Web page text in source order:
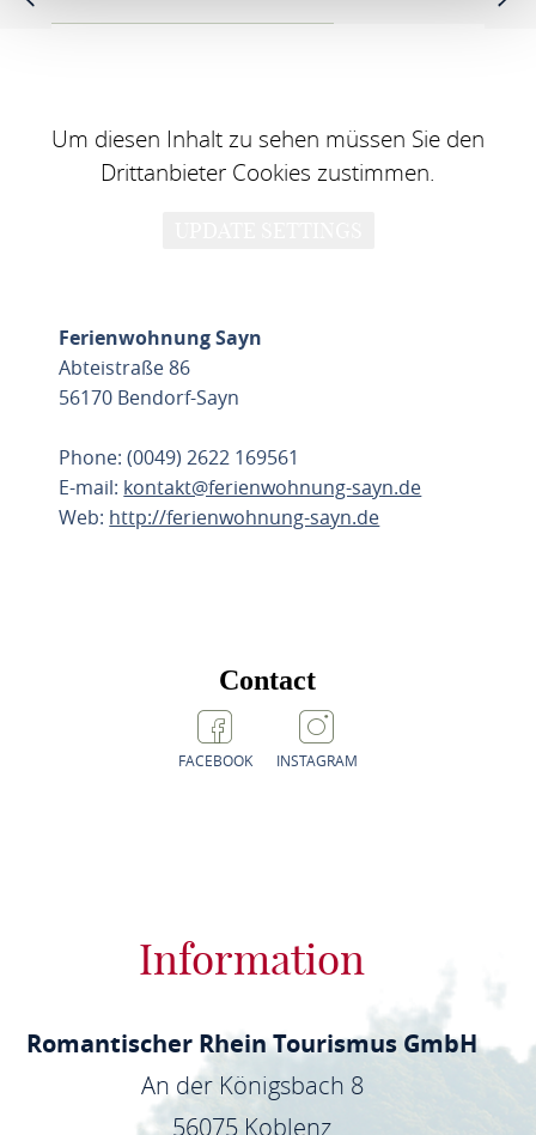
Um diesen Inhalt zu sehen müssen Sie den
Drittanbieter Cookies zustimmen.
Ferienwohnung Sayn
Abteistraße 86
56170 Bendorf-Sayn
Phone: (0049) 2622 169561
E-mail: kontakt@ferienwohnung-sayn.de
Web: http://ferienwohnung-sayn.de
Contact
FACEBOOK INSTAGRAM
Information
Romantischer Rhein Tourismus GmbH
An der Königsbach 8
56075 Koblenz